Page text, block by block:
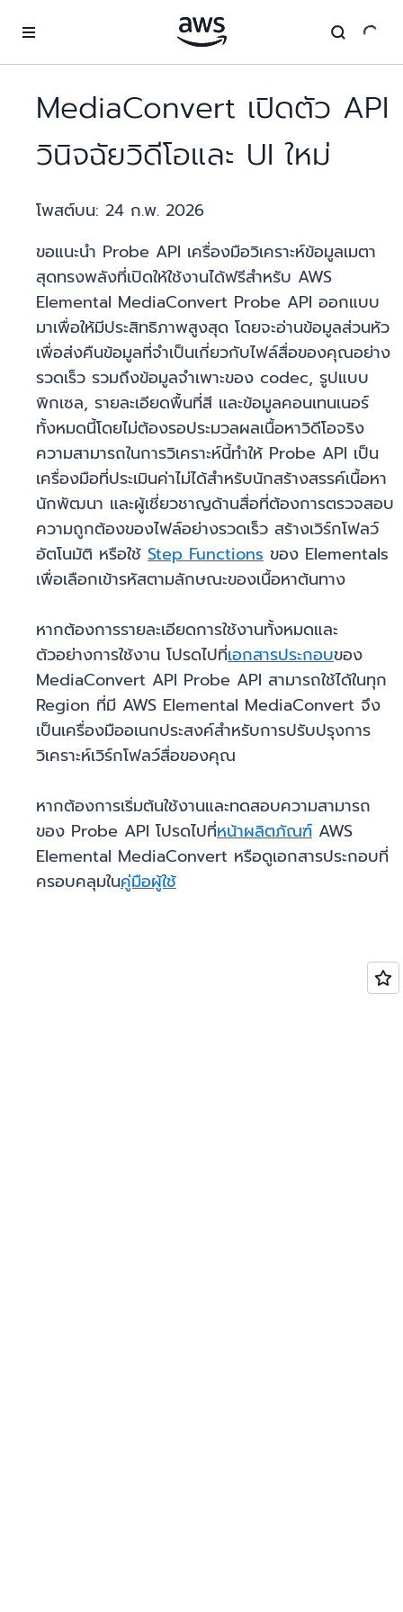
MediaConvert เปิดตัว API
วินิจฉัยวิดีโอและ UI ใหม่
โพสต์บน: 24 ก.พ. 2026
ขอแนะนำ Probe API เครื่องมือวิเคราะห์ข้อมูลเมตา
สุดทรงพลังที่เปิดให้ใช้งานได้ฟรีสำหรับ AWS
Elemental MediaConvert Probe API ออกแบบ
มาเพื่อให้มีประสิทธิภาพสูงสุด โดยจะอ่านข้อมูลส่วนหัว
เพื่อส่งคืนข้อมูลที่จำเป็นเกี่ยวกับไฟล์สื่อของคุณอย่าง
รวดเร็ว รวมถึงข้อมูลจำเพาะของ codec, รูปแบบ
พิกเซล, รายละเอียดพื้นที่สี และข้อมูลคอนเทนเนอร์
ทั้งหมดนี้โดยไม่ต้องรอประมวลผลเนื้อหาวิดีโอจริง
ความสามารถในการวิเคราะห์นี้ทำให้ Probe API เป็น
เครื่องมือที่ประเมินค่าไม่ได้สำหรับนักสร้างสรรค์เนื้อหา
นักพัฒนา และผู้เชี่ยวชาญด้านสื่อที่ต้องการตรวจสอบ
ความถูกต้องของไฟล์อย่างรวดเร็ว สร้างเวิร์กโฟลว์
อัตโนมัติ หรือใช้ Step Functions ของ Elementals
เพื่อเลือกเข้ารหัสตามลักษณะของเนื้อหาต้นทาง
หากต้องการรายละเอียดการใช้งานทั้งหมดและ
ตัวอย่างการใช้งาน โปรดไปที่เอกสารประกอบของ
MediaConvert API Probe API สามารถใช้ได้ในทุก
Region ที่มี AWS Elemental MediaConvert จึง
เป็นเครื่องมืออเนกประสงค์สำหรับการปรับปรุงการ
วิเคราะห์เวิร์กโฟลว์สื่อของคุณ
หากต้องการเริ่มต้นใช้งานและทดสอบความสามารถ
ของ Probe API โปรดไปที่หน้าผลิตภัณฑ์ AWS
Elemental MediaConvert หรือดูเอกสารประกอบที่
ครอบคลุมในคู่มือผู้ใช้